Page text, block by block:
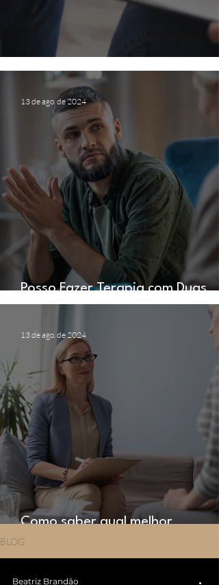
Pra que serve a psicoterapia?
Posso Fazer Terapia com Duas
Psicólogas ao Mesmo Tempo?
13 de ago. de 2024
Como saber qual melhor
abordagem do psicólogo?
13 de ago. de 2024
BLOG
Beatriz Brandão